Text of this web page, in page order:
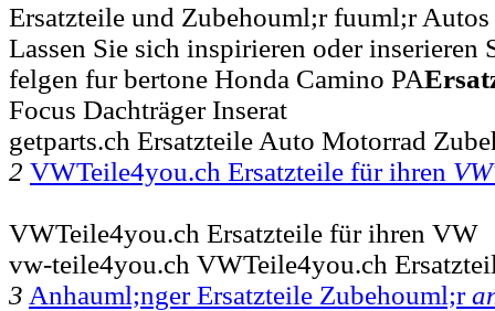
Ersatzteile und Zubehouml;r fuuml;r
Lassen Sie sich inspirieren oder inserieren
felgen fur bertone Honda Camino PA
Focus Dachträger Inserat
getparts.ch Ersatzteile Auto Motorrad
2 VWTeile4you.ch Ersatzteile für ihren
VWTeile4you.ch Ersatzteile für ihren VW
vw-teile4you.ch VWTeile4you.ch
3 Anhauml;nger Ersatzteile Zubehouml;r